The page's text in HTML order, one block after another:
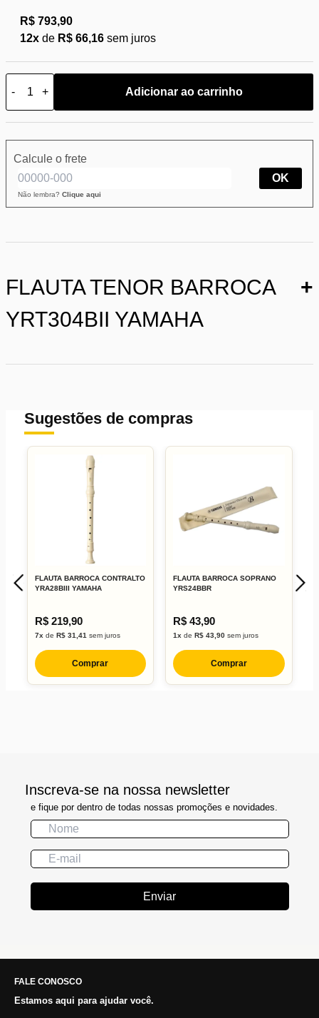
R$ 793,90
12x de R$ 66,16 sem juros
- + Adicionar ao carrinho
Calcule o frete
Não lembra? Clique aqui
OK
FLAUTA TENOR BARROCA
YRT304BII YAMAHA
+
Sugestões de compras
FLAUTA BARROCA CONTRALTO
YRA28BIII YAMAHA
R$ 219,90
7x de R$ 31,41 sem juros
Comprar
FLAUTA BARROCA SOPRANO
YRS24BBR
R$ 43,90
1x deR$ 43,90 sem juros
Comprar
Inscreva-se na nossa newsletter
e fique por dentro de todas nossas promoções e novidades.
Enviar
FALE CONOSCO
Estamos aqui para ajudar você.